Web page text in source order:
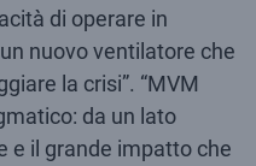
di operare in
nuovo ventilatore che
la crisi”. “MVM
da un lato
e il grande impatto che